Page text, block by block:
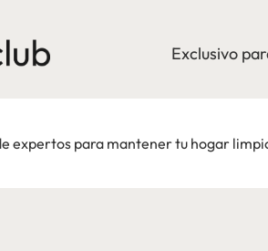
Exclusivo
expertos para mantener tu hogar